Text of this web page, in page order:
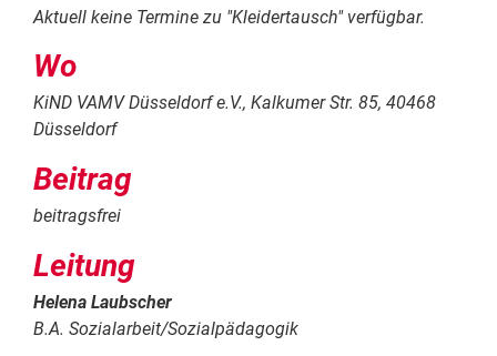
Aktuell keine Termine zu "Kleidertausch" verfügbar.
Wo
KiND VAMV Düsseldorf e.V., Kalkumer Str. 85, 40468
Düsseldorf
Beitrag
beitragsfrei
Leitung
Helena Laubscher
B.A. Sozialarbeit/Sozialpädagogik